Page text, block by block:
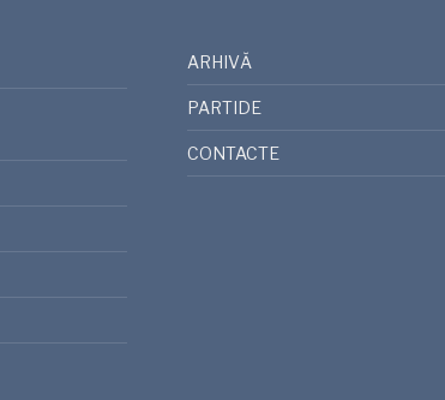
ARHIVĂ
PARTIDE
CONTACTE